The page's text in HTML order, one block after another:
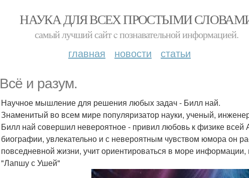
НАУКА ДЛЯ ВСЕХ ПРОСТЫМИ
самый лучший сайт c познавательной информацией.
главная новости статьи
Всё и разум.
Научное мышление для решения любых задач - Билл най.
Знаменитый во всем мире популяризатор науки, ученый,
Билл най совершил невероятное - привил любовь к физике
биографии, увлекательно и с невероятным чувством юмора он
повседневной жизни, учит ориентироваться в море
"Лапшу с Ушей"